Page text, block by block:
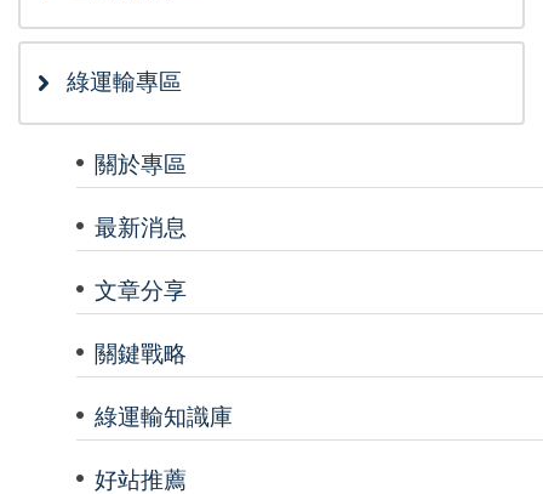
綠運輸專區
關於專區
最新消息
文章分享
關鍵戰略
綠運輸知識庫
好站推薦